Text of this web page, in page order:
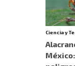
Ciencia y